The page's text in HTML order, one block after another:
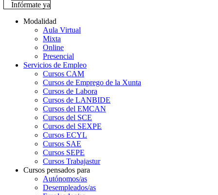
Infórmate ya
Modalidad
Aula Virtual
Mixta
Online
Presencial
Servicios de Empleo
Cursos CAM
Cursos de Emprego de la Xunta
Cursos de Labora
Cursos de LANBIDE
Cursos del EMCAN
Cursos del SCE
Cursos del SEXPE
Cursos ECYL
Cursos SAE
Cursos SEPE
Cursos Trabajastur
Cursos pensados para
Autónomos/as
Desempleados/as